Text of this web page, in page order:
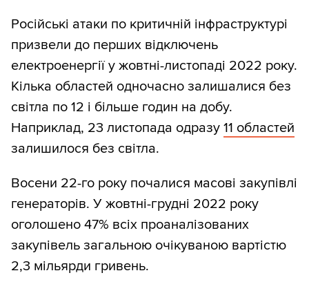
Російські атаки по критичній інфраструктурі
призвели до перших відключень
електроенергії у жовтні-листопаді 2022 року.
Кілька областей одночасно залишалися без
світла по 12 і більше годин на добу.
Наприклад, 23 листопада одразу 11 областей
залишилося без світла.
Восени 22-го року почалися масові закупівлі
генераторів. У жовтні-грудні 2022 року
оголошено 47% всіх проаналізованих
закупівель загальною очікуваною вартістю
2,3 мільярди гривень.